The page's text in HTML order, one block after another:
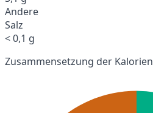
Andere
Salz
< 0,1 g
Zusammensetzung der Kalorien